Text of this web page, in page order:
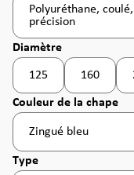
Polyuréthane,
précision
Sélectionnez
Diamètre
125
(Cette option n'est
160
(Cette
Sélectionnez
Couleur de la chape
Zingué bleu
Sélectionnez
Type